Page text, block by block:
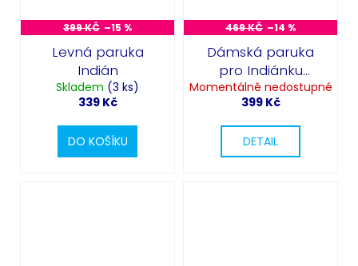
399 KČ –15 %
Levná paruka
Indián
Skladem (3 ks)
339 Kč
DO KOŠÍKU
469 KČ –14 %
Dámská paruka
pro Indiánku
černá s copánky
Momentálně nedostupné
399 Kč
DETAIL